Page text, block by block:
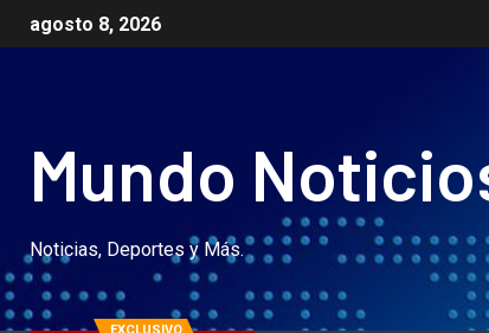
agosto 8, 2026
Mundo
Noticias, Deportes y Más.